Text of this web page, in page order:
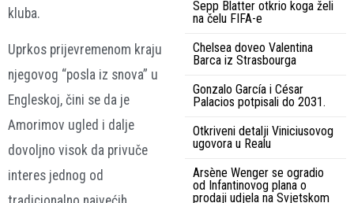
kluba.
Uprkos prijevremenom kraju
njegovog “posla iz snova” u
Engleskoj, čini se da je
Amorimov ugled i dalje
dovoljno visok da privuče
interes jednog od
Sepp Blatter otkrio koga želi
na čelu FIFA-e
Chelsea doveo Valentina
Barca iz Strasbourga
Gonzalo García i César
Palacios potpisali do 2031.
Otkriveni detalji Viniciusovog
ugovora u Realu
Arsène Wenger se ogradio
od Infantinovog plana o
prodaji udjela na Svjetskom